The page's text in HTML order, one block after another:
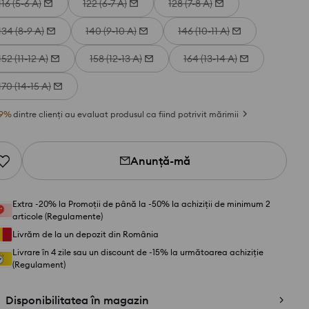
(5-6 A) 122 (6-7 A) 128 (7-8 A)
(8-9 A) 140 (9-10 A) 146 (10-11 A)
(11-12 A) 158 (12-13 A) 164 (13-14 A)
(14-15 A)
%dintre clienți au evaluat produsul ca fiind potrivit mărimii
Anunță-mă
Extra -20% la Promoții de până la -50% la achiziții de minimum 2
articole (Regulamente)
Livrăm de la un depozit din România
Livrare în 4 zile sau un discount de -15% la următoarea achiziție
(Regulament)
Disponibilitatea în magazin